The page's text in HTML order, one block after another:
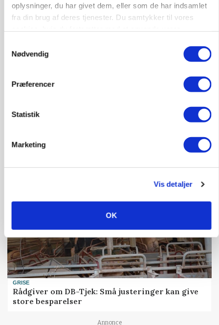
oplysninger, du har givet dem, eller som de har indsamlet
fra din brug af deres tjenester. Du samtykker til vores
Nødvendig
Præferencer
Statistik
Marketing
Vis detaljer
OK
Prisgab på 20 kroner pr. kg vokser: Polsk kylling
presser markedet
GRISE
Rådgiver om DB-Tjek: Små justeringer kan give
store besparelser
Annonce